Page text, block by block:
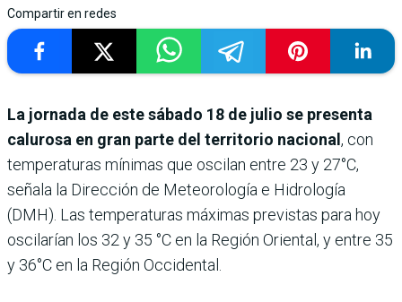
Compartir en redes
La jornada de este sábado 18 de julio se presenta
calurosa en gran parte del territorio nacional , con
temperaturas mínimas que oscilan entre 23 y 27°C,
señala la Dirección de Meteorología e Hidrología
(DMH). Las temperaturas máximas previstas para hoy
oscilarían los 32 y 35 °C en la Región Oriental, y entre 35
y 36°C en la Región Occidental.